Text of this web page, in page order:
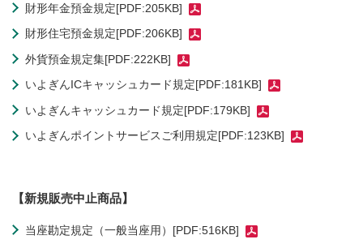
財形年金預金規定[PDF:205KB]
財形住宅預金規定[PDF:206KB]
外貨預金規定集[PDF:222KB]
いよぎんICキャッシュカード規定[PDF:181KB]
いよぎんキャッシュカード規定[PDF:179KB]
いよぎんポイントサービスご利用規定[PDF:123KB]
【新規販売中止商品】
当座勘定規定（一般当座用）[PDF:516KB]